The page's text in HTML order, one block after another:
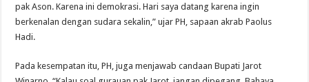
pak Ason. Karena ini demokrasi. Hari saya datang karena ingin
berkenalan dengan sudara sekalin,” ujar PH, sapaan akrab Paolus
Hadi.
Pada kesempatan itu, PH, juga menjawab candaan Bupati Jarot